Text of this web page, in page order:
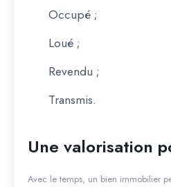
Occupé ;
Loué ;
Revendu ;
Transmis.
Une valorisation
Avec le temps, un bien immobilier